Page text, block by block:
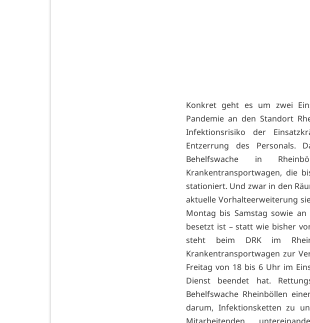
Konkret geht es um zwei
Pandemie an den Standort
Infektionsrisiko der
Entzerrung des Personals.
Behelfswache in
Krankentransportwagen, die
stationiert. Und zwar in den
aktuelle Vorhalteerweiterung
Montag bis Samstag sowie
besetzt ist – statt wie bisher
steht beim DRK im
Krankentransportwagen zur
Freitag von 18 bis 6 Uhr im
Dienst beendet hat.
Behelfswache Rheinböllen
darum, Infektionsketten zu